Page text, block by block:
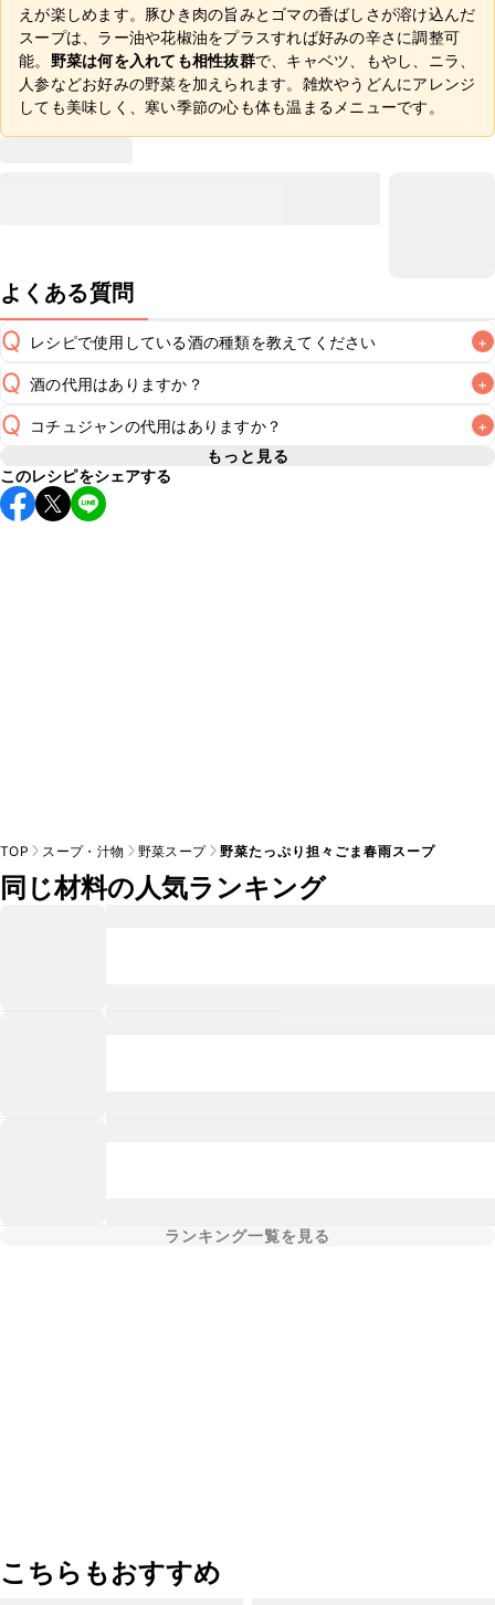
えが楽しめます。豚ひき肉の旨みとゴマの香ばしさが溶け込んだ
スープは、ラー油や花椒油をプラスすれば好みの辛さに調整可
能。 野菜は何を入れても相性抜群で、キャベツ、もやし、ニラ、
人参などお好みの野菜を加えられます。雑炊やうどんにアレンジ
しても美味しく、寒い季節の心も体も温まるメニューです。
よくある質問
Q レシピで使用している酒の種類を教えてください +
A
Q 酒の代用はありますか？ +
A
Q コチュジャンの代用はありますか？ +
A コチュジャンの代用は
もっと見る
このレシピをシェアする
TOP スープ・汁物 野菜スープ 野菜たっぷり担々ごま春雨スープ
同じ材料の人気ランキング
ランキング一覧を見る
こちらもおすすめ